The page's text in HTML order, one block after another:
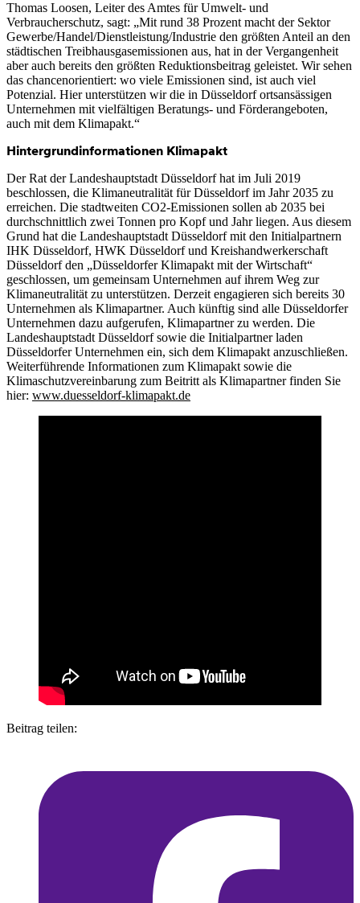
Thomas Loosen, Leiter des Amtes für Umwelt- und
Verbraucherschutz, sagt: „Mit rund 38 Prozent macht der Sektor
Gewerbe/Handel/Dienstleistung/Industrie den größten Anteil an den
städtischen Treibhausgasemissionen aus, hat in der Vergangenheit
aber auch bereits den größten Reduktionsbeitrag geleistet. Wir sehen
das chancenorientiert: wo viele Emissionen sind, ist auch viel
Potenzial. Hier unterstützen wir die in Düsseldorf ortsansässigen
Unternehmen mit vielfältigen Beratungs- und Förderangeboten,
auch mit dem Klimapakt.“
Hintergrundinformationen Klimapakt
Der Rat der Landeshauptstadt Düsseldorf hat im Juli 2019
beschlossen, die Klimaneutralität für Düsseldorf im Jahr 2035 zu
erreichen. Die stadtweiten CO2-Emissionen sollen ab 2035 bei
durchschnittlich zwei Tonnen pro Kopf und Jahr liegen. Aus diesem
Grund hat die Landeshauptstadt Düsseldorf mit den Initialpartnern
IHK Düsseldorf, HWK Düsseldorf und Kreishandwerkerschaft
Düsseldorf den „Düsseldorfer Klimapakt mit der Wirtschaft“
geschlossen, um gemeinsam Unternehmen auf ihrem Weg zur
Klimaneutralität zu unterstützen. Derzeit engagieren sich bereits 30
Unternehmen als Klimapartner. Auch künftig sind alle Düsseldorfer
Unternehmen dazu aufgerufen, Klimapartner zu werden. Die
Landeshauptstadt Düsseldorf sowie die Initialpartner laden
Düsseldorfer Unternehmen ein, sich dem Klimapakt anzuschließen.
Weiterführende Informationen zum Klimapakt sowie die
Klimaschutzvereinbarung zum Beitritt als Klimapartner finden Sie
hier: www.duesseldorf-klimapakt.de
Beitrag teilen: